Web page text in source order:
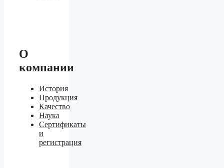
О
компании
История
Продукция
Качество
Наука
Сертификаты
и
регистрация